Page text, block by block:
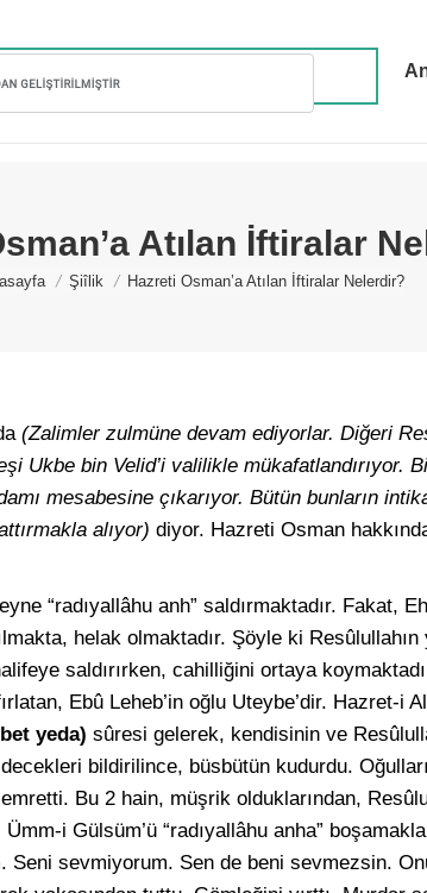
Atılan İftiralar
are here:
Şiîlik Hazreti Osman’a Atılan İftiralar Nelerdir?
(Zalimler zulmüne devam ediyorlar. Diğeri
Ukbe bin Velid’i valilikle mükafatlandırıyor.
mesabesine çıkarıyor. Bütün bunların
alıyor) diyor. Hazreti Osman
“radıyallâhu anh” saldırmaktadır. Fakat,
helak olmaktadır. Şöyle ki
saldırırken, cahilliğini ortaya
Ebû Leheb’in oğlu Uteybe’dir. Hazret-i
yeda) sûresi gelerek, kendisinin ve
bildirilince, büsbütün kudurdu.
emretti. Bu 2 hain, müşrik olduklarından,
i Gülsüm’ü “radıyallâhu anha”
Seni sevmiyorum. Sen de beni sevmezsin.